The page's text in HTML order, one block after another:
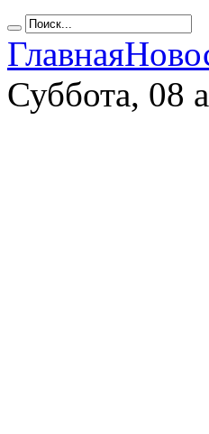
Главная
Суббота, 08